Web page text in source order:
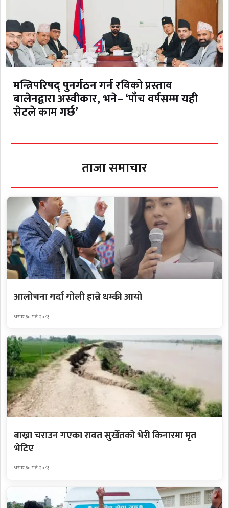
मन्त्रिपरिषद् पुनर्गठन गर्न रविको प्रस्ताव
बालेनद्वारा अस्वीकार, भने– ‘पाँच वर्षसम्म यही
सेटले काम गर्छ’
ताजा समाचार
आलोचना गर्दा गोली हान्ने धम्की आयो
असार ३० गते २०८३
बाख्रा चराउन गएका रावत सुर्खेतको भेरी किनारमा मृत
भेटिए
असार ३० गते २०८३